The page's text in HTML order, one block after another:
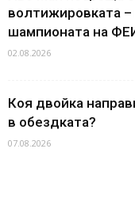
волтижировката
шампионата на
02.08.2026
Коя двойка
в обездката?
07.08.2026